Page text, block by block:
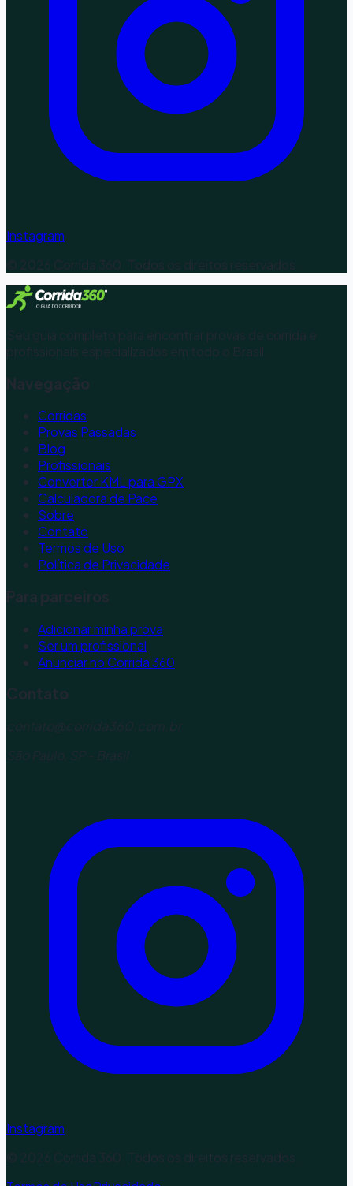
Instagram
© 2026 Corrida 360. Todos os direitos reservados.
Seu guia completo para encontrar provas de corrida e
profissionais especializados em todo o Brasil.
Navegação
Corridas
Provas Passadas
Blog
Profissionais
Converter KML para GPX
Calculadora de Pace
Sobre
Contato
Termos de Uso
Política de Privacidade
Para parceiros
Adicionar minha prova
Ser um profissional
Anunciar no Corrida 360
Contato
contato@corrida360.com.br
São Paulo, SP - Brasil
Instagram
© 2026 Corrida 360. Todos os direitos reservados.